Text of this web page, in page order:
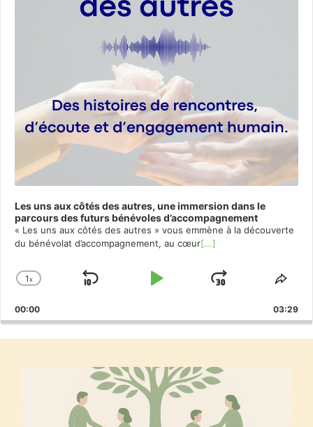
Les uns aux côtés des autres, une immersion dans le
parcours des futurs bénévoles d’accompagnement
« Les uns aux côtés des autres » vous emmène à la découverte
du bénévolat d’accompagnement, au cœur[...]
Change
Rate
1x
Skip
Play
Jump
Forward
00:00 03:29